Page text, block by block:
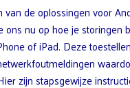
van de oplossingen voor
ons nu op hoe je storingen
of iPad. Deze
zijn stapsgewijze